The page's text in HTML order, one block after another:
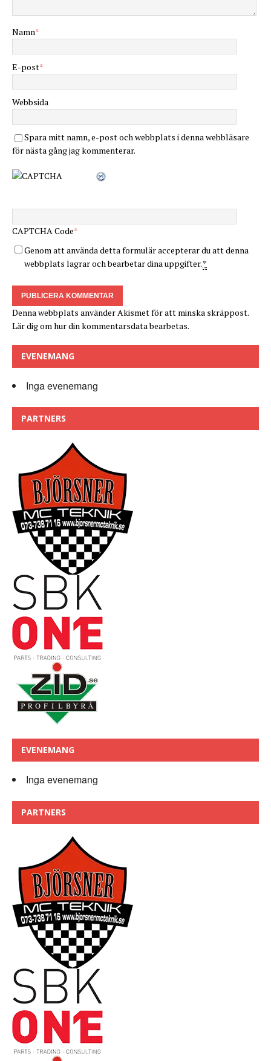
Namn*
E-post*
Webbsida
Spara mitt namn, e-post och webbplats i denna webbläsare
för nästa gång jag kommenterar.
CAPTCHA Code*
Genom att använda detta formulär accepterar du att denna
webbplats lagrar och bearbetar dina uppgifter.*
Denna webbplats använder Akismet för att minska skräppost.
Lär dig om hur din kommentarsdata bearbetas.
EVENEMANG
Inga evenemang
PARTNERS
EVENEMANG
Inga evenemang
PARTNERS